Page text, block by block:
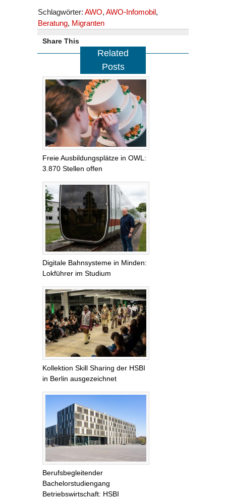
Schlagwörter: AWO, AWO-Infomobil,
Beratung, Migranten
Share This
Related
Posts
Freie Ausbildungsplätze in OWL:
3.870 Stellen offen
Digitale Bahnsysteme in Minden:
Lokführer im Studium
Kollektion Skill Sharing der HSBI
in Berlin ausgezeichnet
Berufsbegleitender
Bachelorstudiengang
Betriebswirtschaft: HSBI